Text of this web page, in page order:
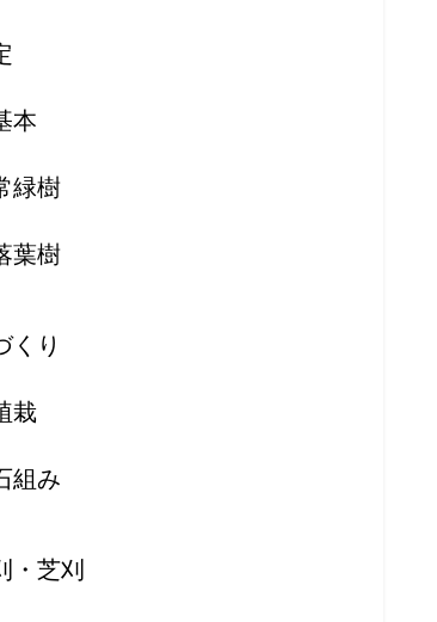
本
緑樹
葉樹
くり
栽
組み
・芝刈